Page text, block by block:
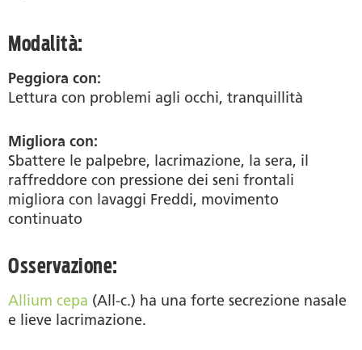
Modalità:
Peggiora con:
Lettura con problemi agli occhi, tranquillità
Migliora con:
Sbattere le palpebre, lacrimazione, la sera, il
raffreddore con pressione dei seni frontali
migliora con lavaggi Freddi, movimento
continuato
Osservazione:
Allium cepa (All-c.) ha una forte secrezione nasale
e lieve lacrimazione.